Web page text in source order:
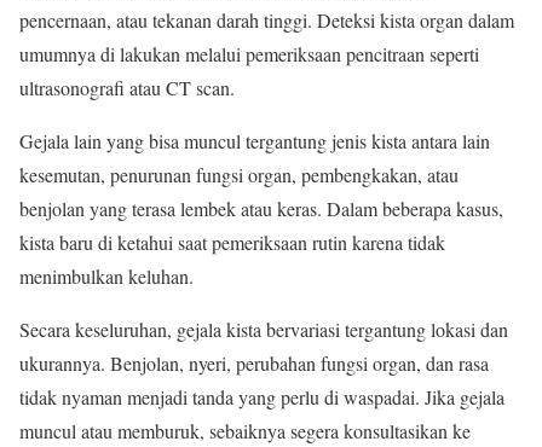
pencernaan, atau tekanan darah tinggi. Deteksi kista organ dalam
umumnya di lakukan melalui pemeriksaan pencitraan seperti
ultrasonografi atau CT scan.
Gejala lain yang bisa muncul tergantung jenis kista antara lain
kesemutan, penurunan fungsi organ, pembengkakan, atau
benjolan yang terasa lembek atau keras. Dalam beberapa kasus,
kista baru di ketahui saat pemeriksaan rutin karena tidak
menimbulkan keluhan.
Secara keseluruhan, gejala kista bervariasi tergantung lokasi dan
ukurannya. Benjolan, nyeri, perubahan fungsi organ, dan rasa
tidak nyaman menjadi tanda yang perlu di waspadai. Jika gejala
muncul atau memburuk, sebaiknya segera konsultasikan ke